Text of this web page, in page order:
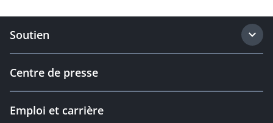
Soutien
Centre de presse
Emploi et carrière